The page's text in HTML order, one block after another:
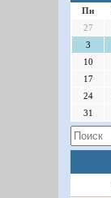
Пн
27
3
10
17
24
31